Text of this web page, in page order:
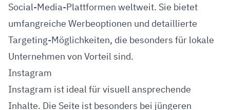
Social-Media-Plattformen weltweit. Sie bietet
umfangreiche Werbeoptionen und detaillierte
Targeting-Möglichkeiten, die besonders für lokale
Unternehmen von Vorteil sind.
Instagram
Instagram ist ideal für visuell ansprechende
Inhalte. Die Seite ist besonders bei jüngeren